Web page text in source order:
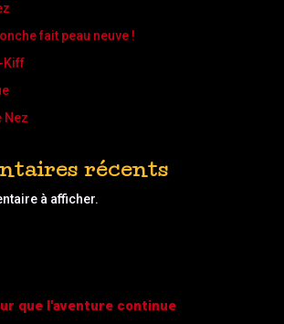
fait peau neuve !
Kiff
Nez
récents
à afficher.
que l'aventure continue